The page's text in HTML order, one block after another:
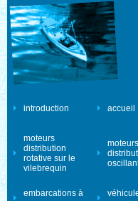
introduction accueil
moteurs
distribution
rotative sur le
vilebrequin
embarcations à